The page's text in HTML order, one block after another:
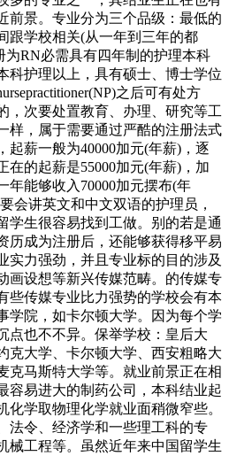
前景。专业分为三个品级：最低的
跟学校相关(从一年到三年的都
为RN必需具有四年制的护理本科
科护理以上，具有硕士、博士学位
之后可有处方
，次要处置教育、办理、研究等工
样，属于需要通过严酷的注册法式
起薪一般为40000加元(年薪)，逐
在的起薪是55000加元(年薪)，加
年能够收入70000加元摆布(年
会讲英文和中文双语的护理员，
学生很容易找到工做。别的若是通
历成为注册后，还能够获得移平易
实力强劲，并且专业标的目的涉及
画设想等新兴传媒范畴。的传媒专
些传媒专业比力强势的学校会有本
学院，如卡尔顿大学。因为每个学
点也不不异。保举学校：皇后大
克大学、卡尔顿大学、西安粗略大
克马斯特大学等。就业前景正在相
容易进大的制药公司，本科结业起
化学取物理化学就业面稍微窄些。
法令、经济学和一些理工科的专
械工程等。虽然近年来中国留学生